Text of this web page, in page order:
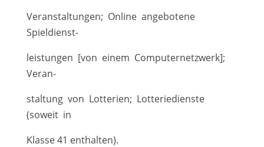
Veranstaltungen; Online angebotene
Spieldienst-
leistungen [von einem Computernetzwerk];
Veran-
staltung von Lotterien; Lotteriedienste
(soweit in
Klasse 41 enthalten).